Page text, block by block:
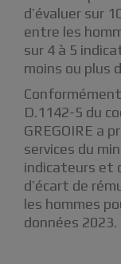
d’évaluer sur
entre les
sur 4 à 5
moins ou plus
D.1142-5 du
GREGOIRE a
services du
indicateurs et
d’écart de
les hommes
données 2023.